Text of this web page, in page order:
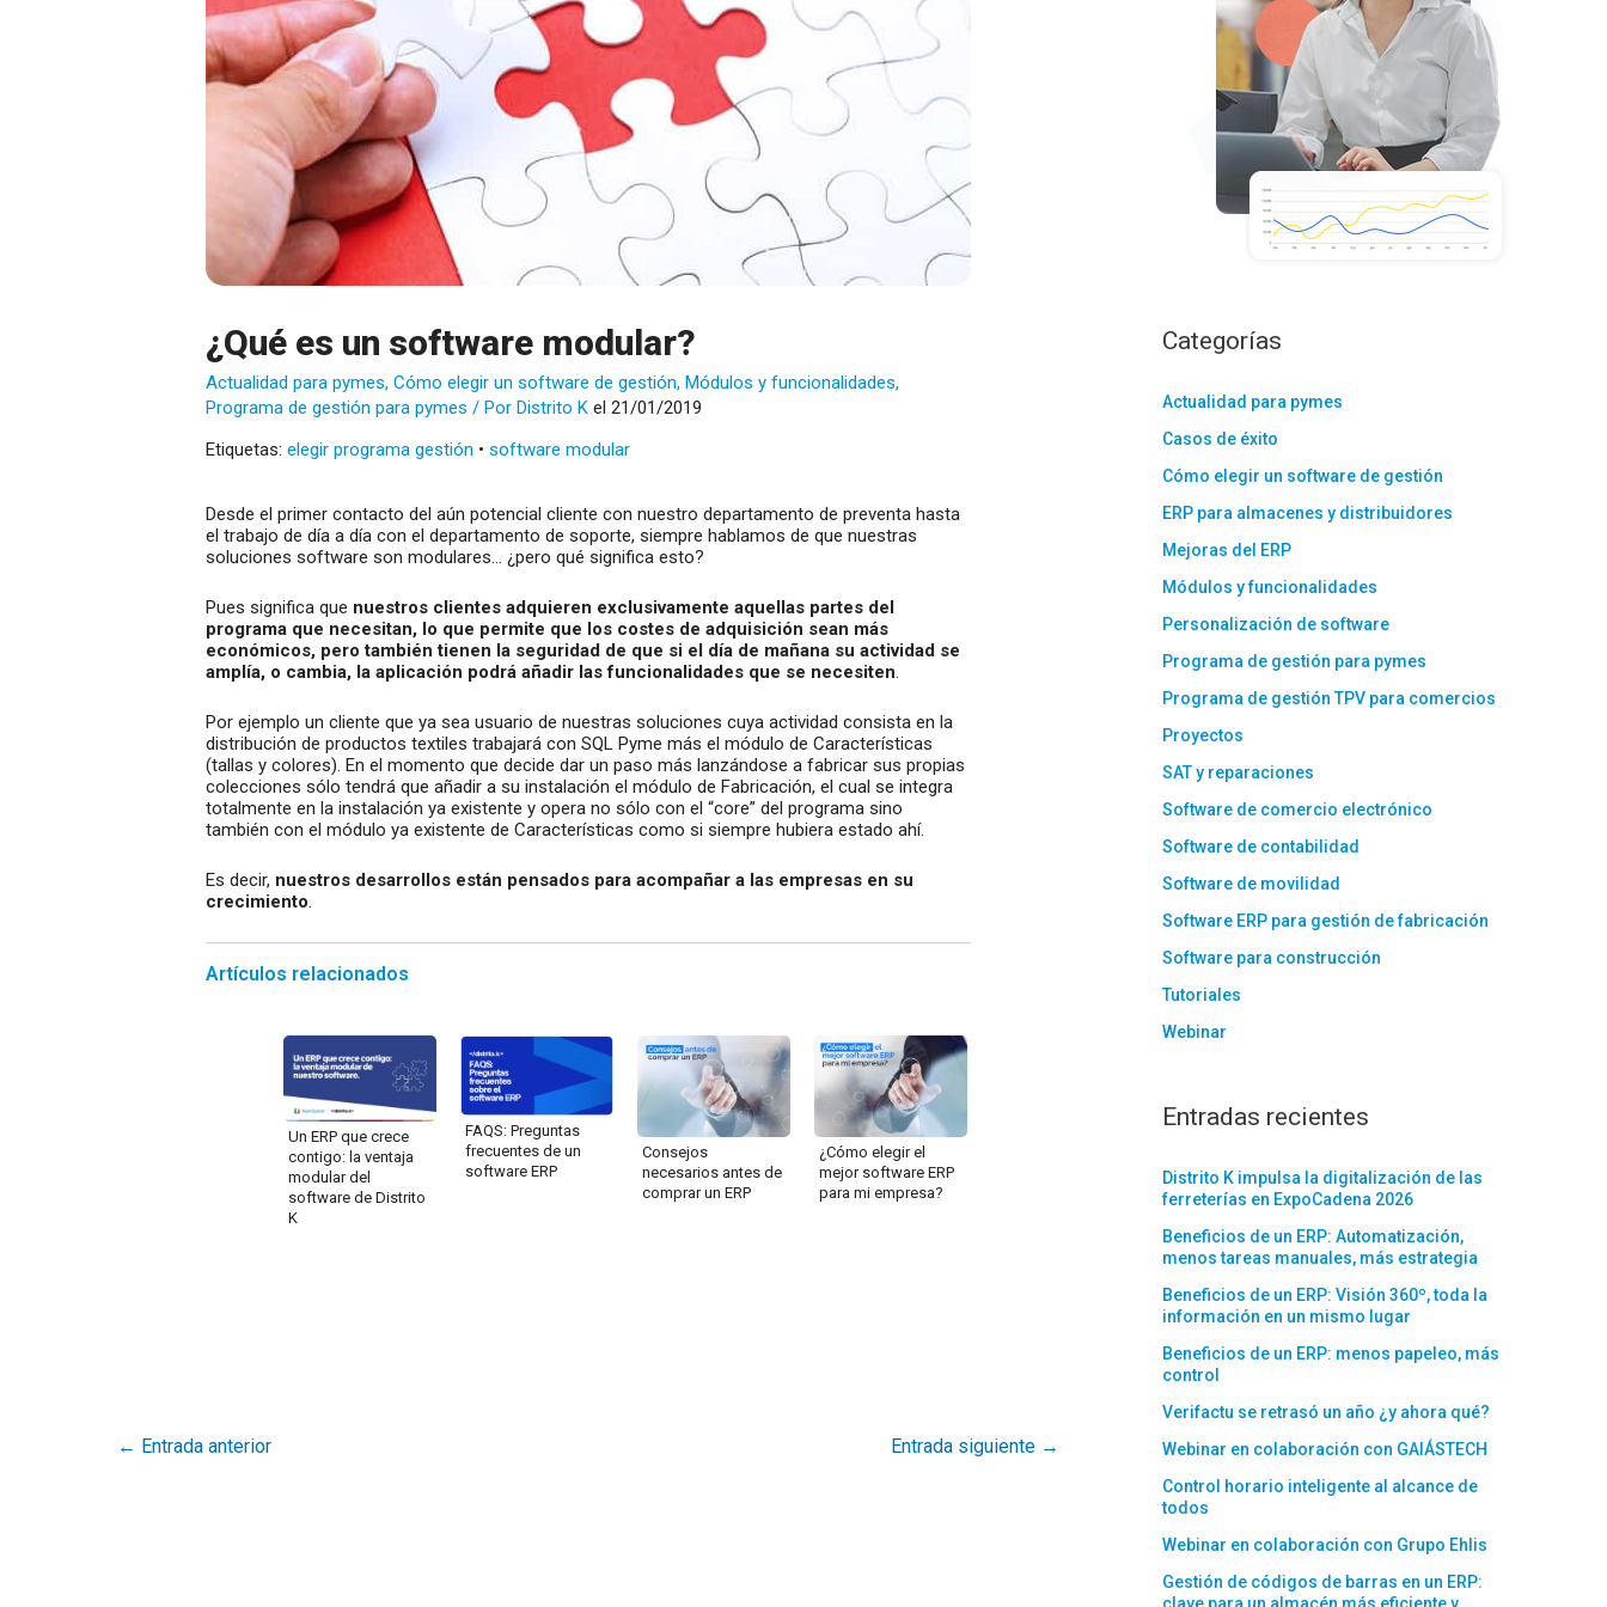
¿Qué es un software modular?
Actualidad para pymes,Cómo elegir un software de gestión,Módulos y funcionalidades,
Programa de gestión para pymes / PorDistrito K el 21/01/2019
Etiquetas:elegir programa gestión •software modular
Desde el primer contacto del aún potencial cliente con nuestro departamento de preventa hasta
el trabajo de día a día con el departamento de soporte, siempre hablamos de que nuestras
soluciones software son modulares… ¿pero qué significa esto?
Pues significa que nuestros clientes adquieren exclusivamente aquellas partes del
programa que necesitan, lo que permite que los costes de adquisición sean más
económicos, pero también tienen la seguridad de que si el día de mañana su actividad se
amplía, o cambia, la aplicación podrá añadir las funcionalidades que se necesiten.
Por ejemplo un cliente que ya sea usuario de nuestras soluciones cuya actividad consista en la
distribución de productos textiles trabajará con SQL Pyme más el módulo de Características
(tallas y colores). En el momento que decide dar un paso más lanzándose a fabricar sus propias
colecciones sólo tendrá que añadir a su instalación el módulo de Fabricación, el cual se integra
totalmente en la instalación ya existente y opera no sólo con el “core” del programa sino
también con el módulo ya existente de Características como si siempre hubiera estado ahí.
Es decir, nuestros desarrollos están pensados para acompañar a las empresas en su
crecimiento.
Artículos relacionados
Un ERP que crece
contigo: la ventaja
modular del
software de Distrito
K
FAQS: Preguntas
frecuentes de un
software ERP
Consejos
necesarios antes de
comprar un ERP
¿Cómo elegir el
mejor software ERP
para mi empresa?
← Entrada anterior Entrada siguiente →
Categorías
Actualidad para pymes
Casos de éxito
Cómo elegir un software de gestión
ERP para almacenes y distribuidores
Mejoras del ERP
Módulos y funcionalidades
Personalización de software
Programa de gestión para pymes
Programa de gestión TPV para comercios
Proyectos
SAT y reparaciones
Software de comercio electrónico
Software de contabilidad
Software de movilidad
Software ERP para gestión de fabricación
Software para construcción
Tutoriales
Webinar
Entradas recientes
Distrito K impulsa la digitalización de las
ferreterías en ExpoCadena 2026
Beneficios de un ERP: Automatización,
menos tareas manuales, más estrategia
Beneficios de un ERP: Visión 360º, toda la
información en un mismo lugar
Beneficios de un ERP: menos papeleo, más
control
Verifactu se retrasó un año ¿y ahora qué?
Webinar en colaboración con GAIÁSTECH
Control horario inteligente al alcance de
todos
Webinar en colaboración con Grupo Ehlis
Gestión de códigos de barras en un ERP: